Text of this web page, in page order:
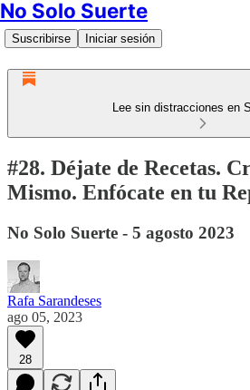
No Solo Suerte
Suscribirse Iniciar sesión
Lee sin distracciones en
#28. Déjate de Recetas.
Mismo. Enfócate en tu
No Solo Suerte - 5 agosto 2023
Rafa Sarandeses
ago 05, 2023
28